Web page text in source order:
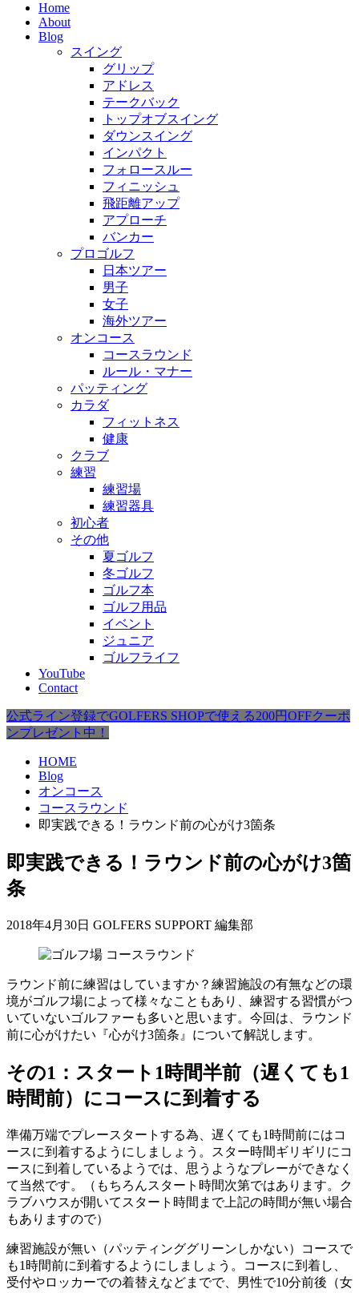
Home
About
Blog
スイング
グリップ
アドレス
テークバック
トップオブスイング
ダウンスイング
インパクト
フォロースルー
フィニッシュ
飛距離アップ
アプローチ
バンカー
プロゴルフ
日本ツアー
男子
女子
海外ツアー
オンコース
コースラウンド
ルール・マナー
パッティング
カラダ
フィットネス
健康
クラブ
練習
練習場
練習器具
初心者
その他
夏ゴルフ
冬ゴルフ
ゴルフ本
ゴルフ用品
イベント
ジュニア
ゴルフライフ
YouTube
Contact
公式ライン登録でGOLFERS SHOPで使える200円OFFクーポ
ンプレゼント中！
HOME
Blog
オンコース
コースラウンド
即実践できる！ラウンド前の心がけ3箇条
即実践できる！ラウンド前の心がけ3箇
条
2018年4月30日 GOLFERS SUPPORT 編集部
コースラウンド
ラウンド前に練習はしていますか？練習施設の有無などの環
境がゴルフ場によって様々なこともあり、練習する習慣がつ
いていないゴルファーも多いと思います。今回は、ラウンド
前に心がけたい『心がけ3箇条』について解説します。
その1：スタート1時間半前（遅くても1
時間前）にコースに到着する
準備万端でプレースタートする為、遅くても1時間前にはコ
ースに到着するようにしましょう。スター時間ギリギリにコ
ースに到着しているようでは、思うようなプレーができなく
て当然です。（もちろんスタート時間次第ではあります。ク
ラブハウスが開いてスタート時間まで上記の時間が無い場合
もありますので）
練習施設が無い（パッティンググリーンしかない）コースで
も1時間前に到着するようにしましょう。コースに到着し、
受付やロッカーでの着替えなどまでで、男性で10分前後（女